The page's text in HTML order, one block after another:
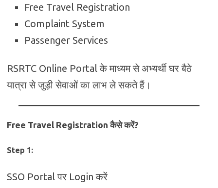
Free Travel Registration
Complaint System
Passenger Services
RSRTC Online Portal के माध्यम से अभ्यर्थी घर बैठे
यात्रा से जुड़ी सेवाओं का लाभ ले सकते हैं।
Free Travel Registration कैसे करें?
Step 1:
SSO Portal पर Login करें